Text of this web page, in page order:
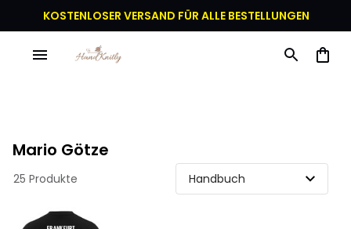
KOSTENLOSER VERSAND FÜR ALLE BESTELLUNGEN
Mario Götze
25 Produkte